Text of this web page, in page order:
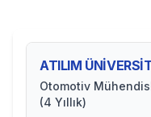
ATILIM
Otomotiv
(4 Yıllık)